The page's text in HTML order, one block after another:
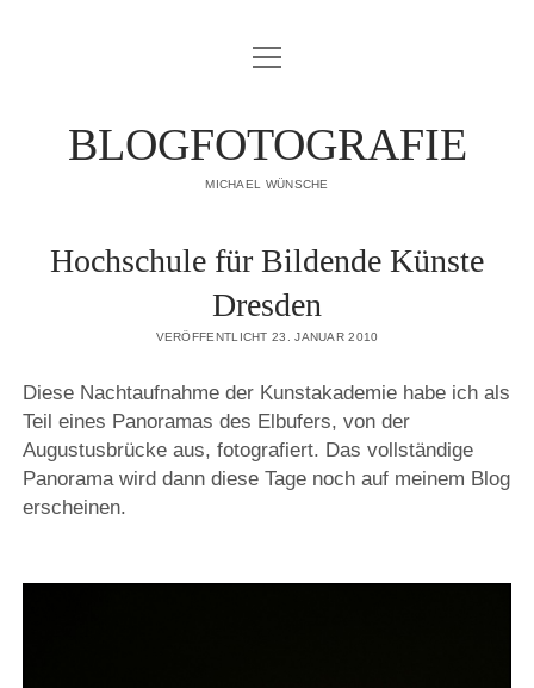
IMPRESSUM
Menü
öffnen
BLOGFOTOGRAFIE
MICHAEL WÜNSCHE
Hochschule für Bildende Künste
Dresden
VERÖFFENTLICHT 23. JANUAR 2010
Diese Nachtaufnahme der Kunstakademie habe ich als
Teil eines Panoramas des Elbufers, von der
Augustusbrücke aus, fotografiert. Das vollständige
Panorama wird dann diese Tage noch auf meinem Blog
erscheinen.